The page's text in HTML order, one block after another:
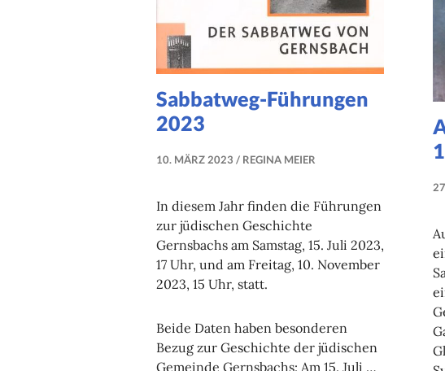
Sabbatweg-Führungen
2023
10. MÄRZ 2023 REGINA MEIER
In diesem Jahr finden die Führungen
zur jüdischen Geschichte
Gernsbachs am Samstag, 15. Juli 2023,
17 Uhr, und am Freitag, 10. November
2023, 15 Uhr, statt.
Beide Daten haben besonderen
Bezug zur Geschichte der jüdischen
Gemeinde Gernsbachs: Am 15. Juli …